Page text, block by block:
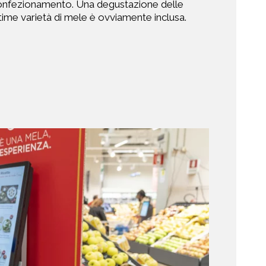
Una degustazione delle
varietà di mele è ovviamente inclusa.